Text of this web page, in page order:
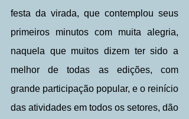
festa da virada, que contemplou seus
primeiros minutos com muita alegria,
naquela que muitos dizem ter sido a
melhor de todas as edições, com
grande participação popular, e o reinício
das atividades em todos os setores, dão